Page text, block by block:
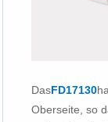
DasFD17130
Oberseite, so